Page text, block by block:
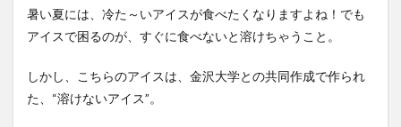
暑い夏には、冷た～いアイスが食べたくなりますよね！でも
アイスで困るのが、すぐに食べないと溶けちゃうこと。
しかし、こちらのアイスは、金沢大学との共同作成で作られ
た、“溶けないアイス”。